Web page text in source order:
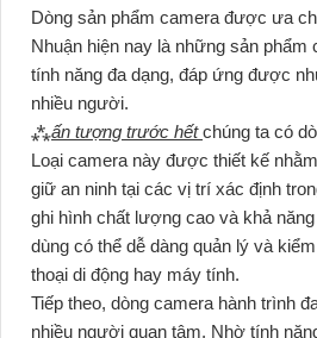
Dòng sản phẩm camera được ưa
Nhuận hiện nay là những sản
tính năng đa dạng, đáp ứng được
nhiều người.
⁂ấn tượng trước hếtchúng ta có
Loại camera này được thiết kế
giữ an ninh tại các vị trí xác định
ghi hình chất lượng cao và khả
dùng có thể dễ dàng quản lý và
thoại di động hay máy tính.
Tiếp theo, dòng camera hành trình
nhiều người quan tâm. Nhờ tính